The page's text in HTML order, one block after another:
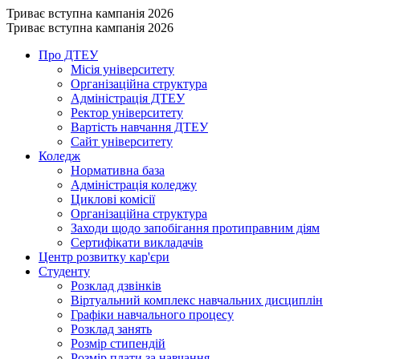
Триває вступна кампанія 2026
Триває вступна кампанія 2026
Про ДТЕУ
Місія університету
Організаційна структура
Адміністрація ДТЕУ
Ректор університету
Вартість навчання ДТЕУ
Сайт університету
Коледж
Нормативна база
Адміністрація коледжу
Циклові комісії
Організаційна структура
Заходи щодо запобігання протиправним діям
Сертифікати викладачів
Центр розвитку кар'єри
Студенту
Розклад дзвінків
Віртуальний комплекс навчальних дисциплін
Графіки навчального процесу
Розклад занять
Розмір стипендій